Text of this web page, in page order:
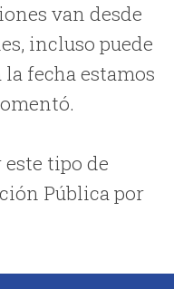
van desde
incluso puede
fecha estamos
tipo de
Pública por